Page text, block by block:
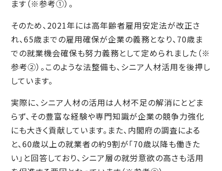
ます（※参考①）。
そのため、2021年には高年齢者雇用安定法が改正さ
れ、65歳までの雇用確保が企業の義務となり、70歳ま
での就業機会確保も努力義務として定められました（※
参考②）。このような法整備も、シニア人材活用を後押し
しています。
実際に、シニア人材の活用は人材不足の解消にとどま
らず、その豊富な経験や専門知識が企業の競争力強化
にも大きく貢献しています。また、内閣府の調査による
と、60歳以上の就業者の約9割が「70歳以降も働きた
い」と回答しており、シニア層の就労意欲の高さも活用